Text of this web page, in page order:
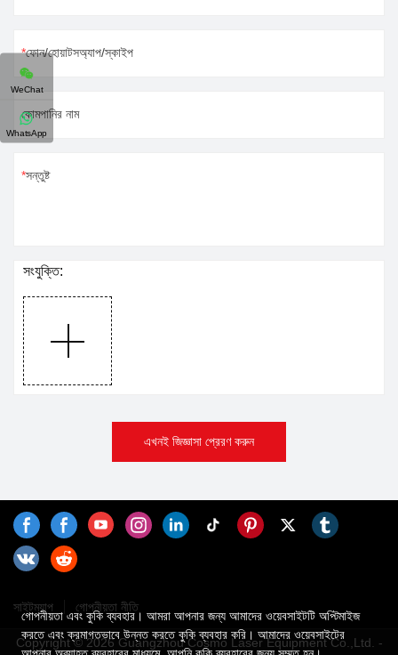
ফোন/হোয়াটসঅ্যাপ/স্কাইপ
কোমপানির নাম
সন্তুষ্ট
সংযুক্তি:
এখনই জিজ্ঞাসা প্রেরণ করুন
সাইটম্যাপ গোপনীয়তা নীতি
Copyright © 2026 Guangzhou Cosmo Laser Equipment Co.,Ltd. -
গোপনীয়তা এবং কুকি ব্যবহার। আমরা আপনার জন্য আমাদের ওয়েবসাইটটি অপ্টিমাইজ
করতে এবং ক্রমাগতভাবে উন্নত করতে কুকি ব্যবহার করি। আমাদের ওয়েবসাইটের
WeChat
WhatsApp